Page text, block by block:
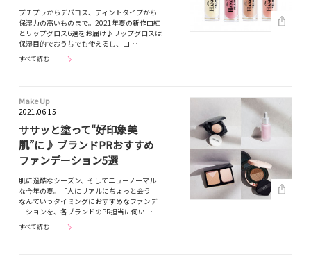
プチプラからデパコス、ティントタイプから
保湿力の高いものまで。2021年夏の新作口紅
とリップグロス6選をお届け♪リップグロスは
保湿目的でおうちでも使えるし、口…
すべて読む
Make Up
2021.06.15
ササッと塗って“好印象美
肌”に♪ ブランドPRおすすめ
ファンデーション5選
肌に過酷なシーズン、そしてニューノーマル
な今年の夏。「人にリアルにちょっと会う」
なんていうタイミングにおすすめなファンデ
ーションを、各ブランドのPR担当に伺い…
すべて読む